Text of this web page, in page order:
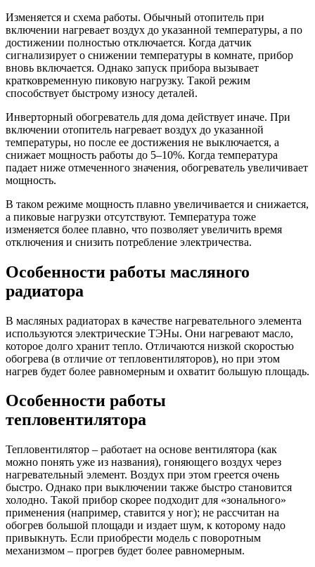
Изменяется и схема работы. Обычный отопитель при
включении нагревает воздух до указанной температуры, а по
достижении полностью отключается. Когда датчик
сигнализирует о снижении температуры в комнате, прибор
вновь включается. Однако запуск прибора вызывает
кратковременную пиковую нагрузку. Такой режим
способствует быстрому износу деталей.
Инверторный обогреватель для дома действует иначе. При
включении отопитель нагревает воздух до указанной
температуры, но после ее достижения не выключается, а
снижает мощность работы до 5–10%. Когда температура
падает ниже отмеченного значения, обогреватель увеличивает
мощность.
В таком режиме мощность плавно увеличивается и снижается,
а пиковые нагрузки отсутствуют. Температура тоже
изменяется более плавно, что позволяет увеличить время
отключения и снизить потребление электричества.
Особенности работы масляного
радиатора
В масляных радиаторах в качестве нагревательного элемента
используются электрические ТЭНы. Они нагревают масло,
которое долго хранит тепло. Отличаются низкой скоростью
обогрева (в отличие от тепловентиляторов), но при этом
нагрев будет более равномерным и охватит большую площадь.
Особенности работы
тепловентилятора
Тепловентилятор – работает на основе вентилятора (как
можно понять уже из названия), гоняющего воздух через
нагревательный элемент. Воздух при этом греется очень
быстро. Однако при выключении также быстро становится
холодно. Такой прибор скорее подходит для «зонального»
применения (например, ставится у ног); не рассчитан на
обогрев большой площади и издает шум, к которому надо
привыкнуть. Если приобрести модель с поворотным
механизмом – прогрев будет более равномерным.